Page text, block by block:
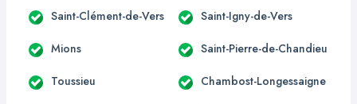
Saint-Clément-de-Vers Saint-Igny-de-Vers
Mions Saint-Pierre-de-Chandieu
Toussieu Chambost-Longessaigne